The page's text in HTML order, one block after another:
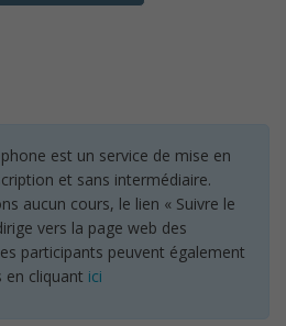
est un service de mise en
et sans intermédiaire.
aucun cours, le lien « Suivre le
vers la page web des
participants peuvent également
en cliquant ici